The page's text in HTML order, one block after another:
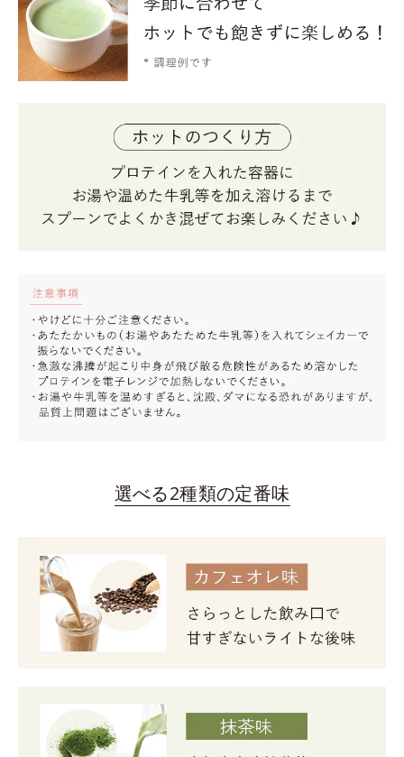
選べる2種類の定番味